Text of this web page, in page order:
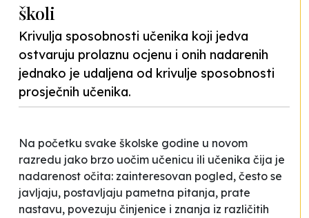
školi
Krivulja sposobnosti učenika koji jedva
ostvaruju prolaznu ocjenu i onih nadarenih
jednako je udaljena od krivulje sposobnosti
prosječnih učenika.
Na početku svake školske godine u novom
razredu jako brzo uočim učenicu ili učenika čija je
nadarenost očita: zainteresovan pogled, često se
javljaju, postavljaju pametna pitanja, prate
nastavu, povezuju činjenice i znanja iz različitih